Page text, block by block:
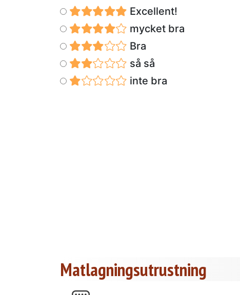
Excellent!
mycket bra
Bra
så så
inte bra
Matlagningsutrustning